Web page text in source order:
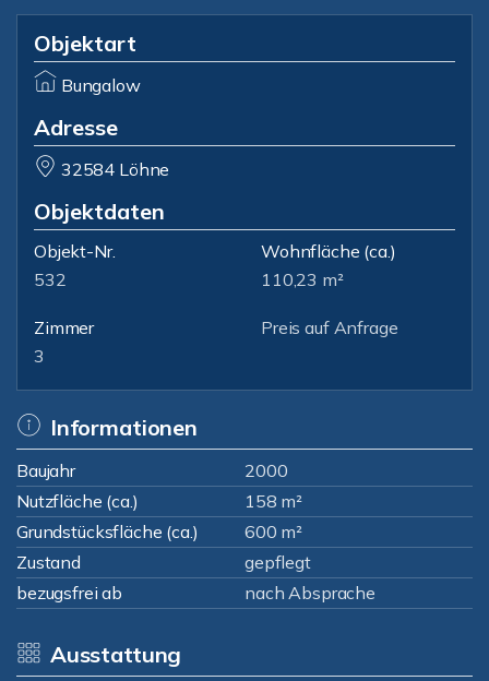
Objektart
Bungalow
Adresse
32584 Löhne
Objektdaten
Objekt-Nr.
532
Wohnfläche (ca.)
110,23 m²
Zimmer
3
Preis auf Anfrage
Informationen
Baujahr
2000
Nutzfläche (ca.)
158 m²
Grundstücksfläche (ca.)
600 m²
Zustand
gepflegt
bezugsfrei ab
nach Absprache
Ausstattung